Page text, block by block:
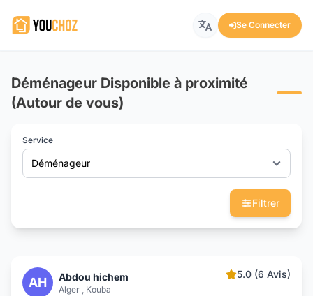
Se Connecter
Déménageur Disponible à proximité
(Autour de vous)
Service
Déménageur
Filtrer
AH Abdou hichem
Alger , Kouba
5.0 (6 Avis)